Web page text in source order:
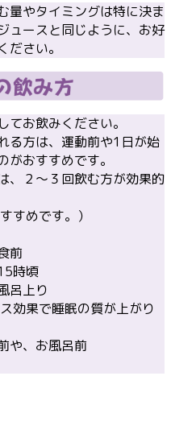
量やタイミングは特に決ま
ュースと同じように、お好
さい。
てお飲みください。
る方は、運動前や1日が始
おすすめです。
、２～３回飲む方が効果的
すめです。）
前
時頃
呂上り
効果で睡眠の質が上がり
や、お風呂前